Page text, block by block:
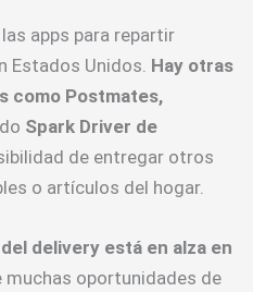
apps para repartir
Estados Unidos. Hay otras
como Postmates,
Spark Driver de
de entregar otros
o artículos del hogar.
delivery está en alza en
oportunidades de